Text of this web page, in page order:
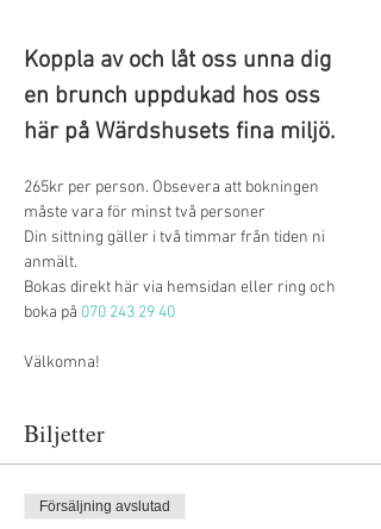
Koppla av och låt oss unna dig
en brunch uppdukad hos oss
här på Wärdshusets fina miljö.
265kr per person. Obsevera att bokningen
måste vara för minst två personer
Din sittning gäller i två timmar från tiden ni
anmält.
Bokas direkt här via hemsidan eller ring och
boka på 070 243 29 40
Välkomna!
Biljetter
Försäljning avslutad